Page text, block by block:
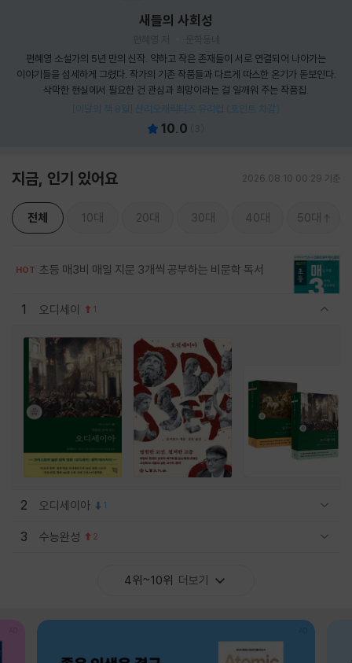
새들의 사회성
편혜영 소설가의 5년 만의 신작. 약하고 작은 존재들이 서로 연결되어 나아가는
이야기들을 섬세하게 그렸다. 작가의 기존 작품들과 다르게 따스한 온기가 돋보인다.
삭막한 현실에서 필요한 건 관심과 희망이라는 걸 일깨워 주는 작품집.
[이달의 책 8월] 산리오캐릭터즈 유리컵 (포인트 차감)
10.0
지금, 인기 있어요 2026.08.10 00:29 기준
전체 10대 20대 30대 40대 50대
HOT 초등 매3비 매일 지문 3개씩 공부하는 비문학 독서
1 오디세이 1
2 오디세이아 1
3 수능완성 2
4위~10위 더보기